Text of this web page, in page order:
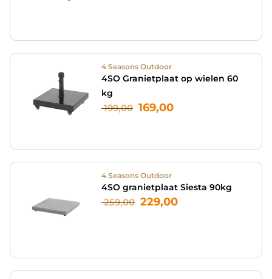
4 Seasons Outdoor
4SO Granietplaat op wielen 60
kg
199,00 169,00
4 Seasons Outdoor
4SO granietplaat Siesta 90kg
259,00 229,00